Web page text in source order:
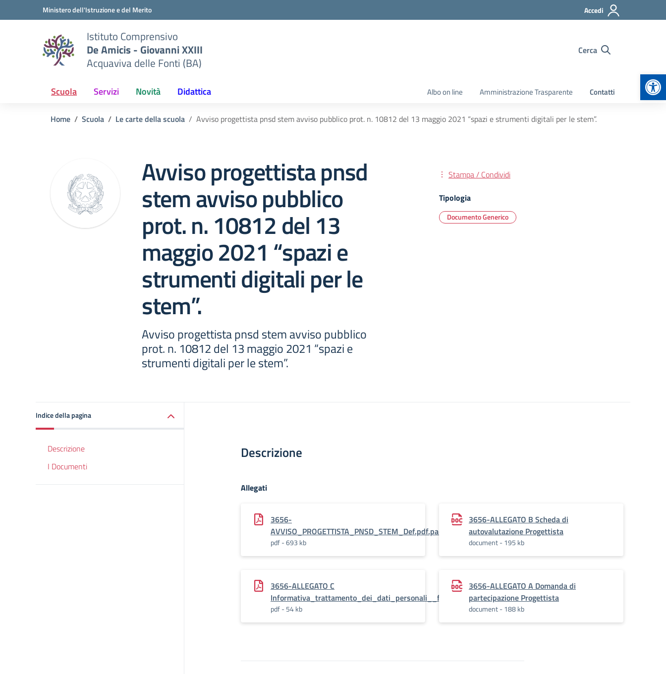
Vai ai contenuti
Vai al menu di navigazioneMinistero dell'Istruzione e del Merito Accedi
Istituto Comprensivo
De Amicis - Giovanni XXIII
Acquaviva delle Fonti (BA)
Cerca
Scuola Servizi Novità Didattica Albo on line Amministrazione Trasparente Contatti
Home Scuola Le carte della scuola Avviso progettista pnsd stem avviso pubblico prot. n. 10812 del 13 maggio 2021 “spazi e strumenti digitali per le stem”.
Avviso progettista pnsd
stem avviso pubblico
prot. n. 10812 del 13
maggio 2021 “spazi e
strumenti digitali per le
stem”.
Avviso progettista pnsd stem avviso pubblico
prot. n. 10812 del 13 maggio 2021 “spazi e
strumenti digitali per le stem”.
Stampa / Condividi
Tipologia
Documento Generico
Indice della pagina
Descrizione
I Documenti
Descrizione
Allegati
3656-
AVVISO_PROGETTISTA_PNSD_STEM_Def.pdf.pades
pdf - 693 kb
3656-ALLEGATO B Scheda di
autovalutazione Progettista
document - 195 kb
3656-ALLEGATO C
Informativa_trattamento_dei_dati_personali__fornitori
pdf - 54 kb
3656-ALLEGATO A Domanda di
partecipazione Progettista
document - 188 kb